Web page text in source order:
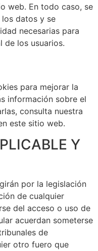
web. En todo caso, se
datos y se
necesarias para
de los usuarios.
para mejorar la
información sobre el
consulta nuestra
este sitio web.
Y
por la legislación
de cualquier
del acceso o uso de
acuerdan someterse
de
otro fuero que